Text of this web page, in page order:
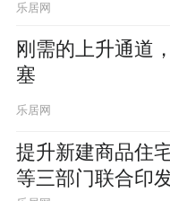
乐居网
刚需的上升通道
塞
乐居网
提升新建商品住
等三部门联合印